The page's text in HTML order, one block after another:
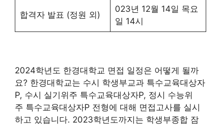
합격자 발표 (정원 외)
023년 12월 14일 목요
일 14시
2024학년도 한경대학교 면접 일정은 어떻게 될까
요? 한경대학교는 수시 학생부교과 특수교육대상자
P, 수시 실기위주 특수교육대상자P, 정시 수능위
주 특수교육대상자P 전형에 대해 면접고사를 실시
하고 있습니다. 2023학년도까지는 학생부종합 잠